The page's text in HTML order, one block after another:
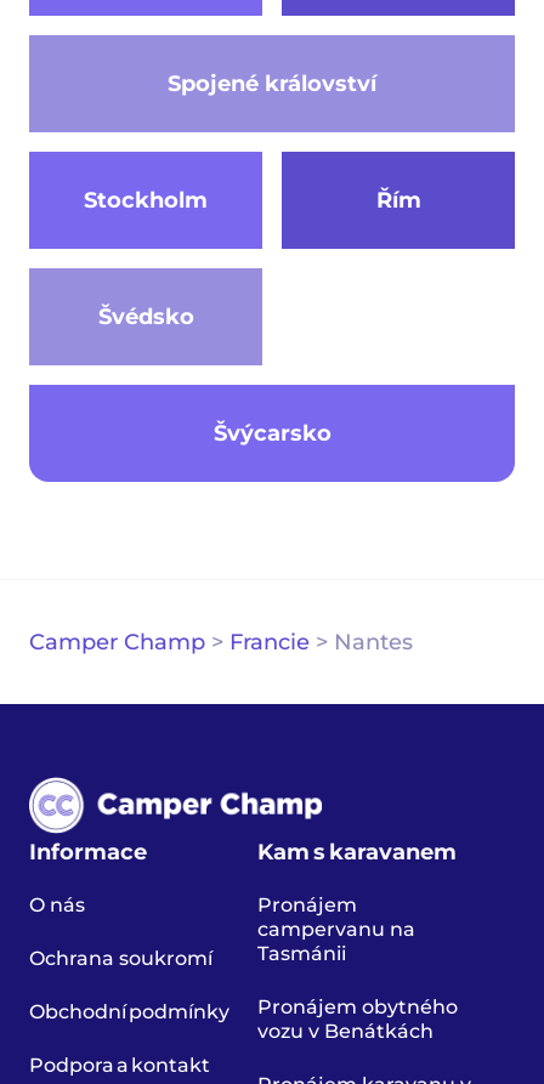
Spojené království
Stockholm Řím
Švédsko
Švýcarsko
Camper Champ > Francie > Nantes
Informace
O nás
Ochrana soukromí
Obchodní podmínky
Podpora a kontakt
Kam s karavanem
Pronájem
campervanu na
Tasmánii
Pronájem obytného
vozu v Benátkách